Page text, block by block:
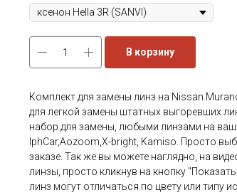
В корзину
Комплект для замены линз на Nissan
для легкой замены штатных выгоревших
набор для замены, любыми линзами на ваш
IphCar,Aozoom,X-bright, Kamiso. Просто
заказе. Так же вы можете наглядно, на
линзы, просто кликнув на кнопку
линз могут отличаться по цвету или типу